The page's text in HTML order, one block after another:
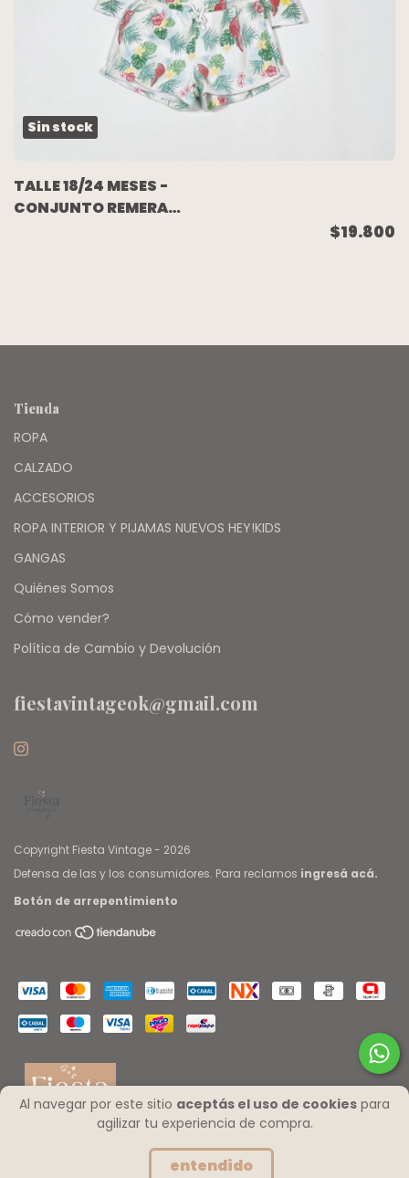
Al navegar por este sitio aceptás el uso de cookies para
agilizar tu experiencia de compra.
entendido
Sin stock
TALLE 18/24 MESES -
CONJUNTO REMERA
$19.800
Tienda
ROPA
CALZADO
ACCESORIOS
ROPA INTERIOR Y PIJAMAS NUEVOS HEY!KIDS
GANGAS
Quiénes Somos
Cómo vender?
Política de Cambio y Devolución
fiestavintageok@gmail.com
Copyright Fiesta Vintage - 2026
Defensa de las y los consumidores. Para reclamos ingresá acá.
Botón de arrepentimiento